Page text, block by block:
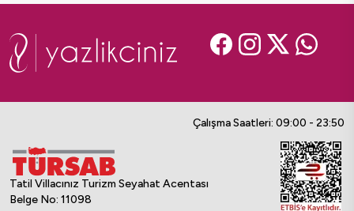
Çalışma Saatleri: 09:00 - 23:50
Tatil Villacınız Turizm Seyahat Acentası
Belge No: 11098